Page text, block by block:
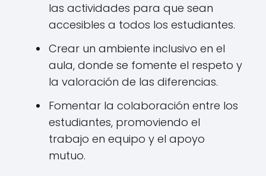
las actividades para que sean
accesibles a todos los estudiantes.
Crear un ambiente inclusivo en el
aula, donde se fomente el respeto y
la valoración de las diferencias.
Fomentar la colaboración entre los
estudiantes, promoviendo el
trabajo en equipo y el apoyo
mutuo.